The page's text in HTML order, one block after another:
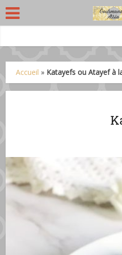
Accueil » Katayefs ou Atayef à